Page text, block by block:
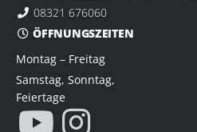
08321 676060
ÖFFNUNGSZEITEN
Montag – Freitag
Samstag, Sonntag,
Feiertage